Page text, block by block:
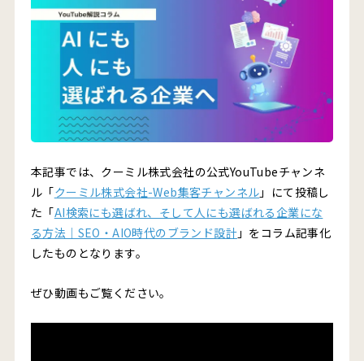
本記事では、クーミル株式会社の公式YouTubeチャンネ
ル「クーミル株式会社-Web集客チャンネル 」にて投稿し
た「AI検索にも選ばれ、そして人にも選ばれる企業にな
る方法｜SEO・AIO時代のブランド設計」をコラム記事化
したものとなります。
ぜひ動画もご覧ください。